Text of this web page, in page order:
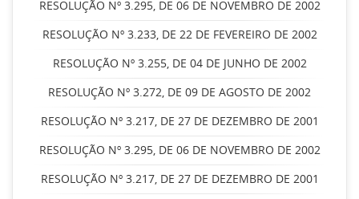
RESOLUÇÃO Nº 3.295, DE 06 DE NOVEMBRO DE 2002
RESOLUÇÃO Nº 3.233, DE 22 DE FEVEREIRO DE 2002
RESOLUÇÃO Nº 3.255, DE 04 DE JUNHO DE 2002
RESOLUÇÃO Nº 3.272, DE 09 DE AGOSTO DE 2002
RESOLUÇÃO Nº 3.217, DE 27 DE DEZEMBRO DE 2001
RESOLUÇÃO Nº 3.295, DE 06 DE NOVEMBRO DE 2002
RESOLUÇÃO Nº 3.217, DE 27 DE DEZEMBRO DE 2001